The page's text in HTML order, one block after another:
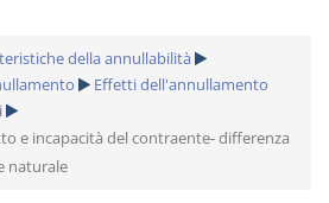
della annullabilità
Effetti dell'annullamento
e incapacità del contraente- differenza
naturale